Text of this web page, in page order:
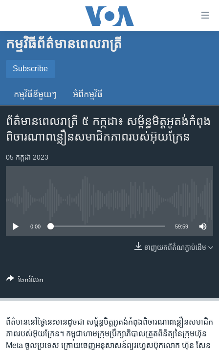
គេហទំព័រ​
ទាក់ទង
រំលង​
ទំព័រ​
ព័ត៌មាន​​
រំលង​
សម្ព័ន្ធ​
ទៅ​
ទំព័រ​
រក
កម្ពុជា
អន្តរជាតិ
ចិន
ហេឡូវីអូអេ
កម្ពុជាច្នៃប្រតិដ្ឋ
ព្រឹត្តិការណ៍ព័ត៌មាន
Khmer English
កម្មវិធី​ព័ត៌មាន​ពេលរាត្រី
Subscribe
SUBSCRIBE
YouTube Music
Spotify
កម្មវិធី​នីមួយៗ អំពី​កម្មវិធី​
ព័ត៌មាន​ពេល​រាត្រី ៥ កក្កដា៖ សម្ព័ន្ធមិត្ត​​អូតង់​កំពុង​
ពិចារណា​ពន្លឿន​សមាជិកភាព​របស់​អ៊ុយក្រែន
05 កក្កដា 2023
0:00 59:59
ទាញ​យក​ពី​តំណភ្ជាប់​ដើម
ចែករំលែក
ព័ត៌មាន​នៅ​ថ្ងៃ​នេះ​មាន​ដូច​ជា​ សម្ព័ន្ធមិត្ត​​អូតង់​កំពុង​ពិចារណា​ពន្លឿន​សមាជិក
ភាព​របស់​អ៊ុយក្រែន។ កម្ពុជា​ហាម​ក្រុមប្រឹក្សាភិបាល​ត្រួត​ពិនិត្យ​នៃ​ក្រុមហ៊ុន ​
Meta ​ចូល​ប្រទេស ក្រោយ​ចេញ​អនុសាសន៍​ព្យួរ​ហ្វេសប៊ុក​លោក ហ៊ុន សែន